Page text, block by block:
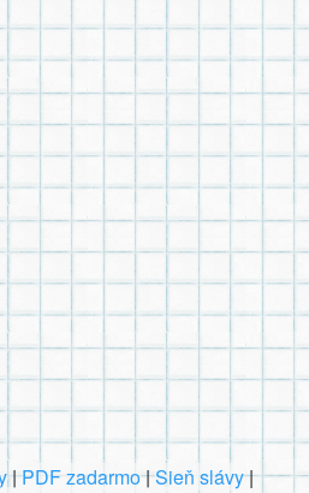
|PDF zadarmo|Sieň slávy|